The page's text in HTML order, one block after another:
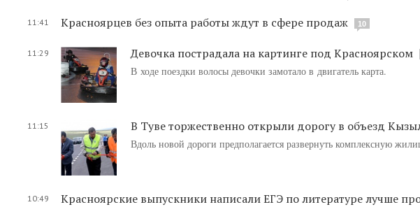
11:41 Красноярцев без опыта работы ждут в сфере продаж 10
11:29 Девочка пострадала на картинге под Красноярском
В ходе поездки волосы девочки замотало в двигатель карта.
11:15 В Туве торжественно открыли дорогу в объезд
Вдоль новой дороги предполагается развернуть комплексную
10:49 Красноярские выпускники написали ЕГЭ по литературе лучше